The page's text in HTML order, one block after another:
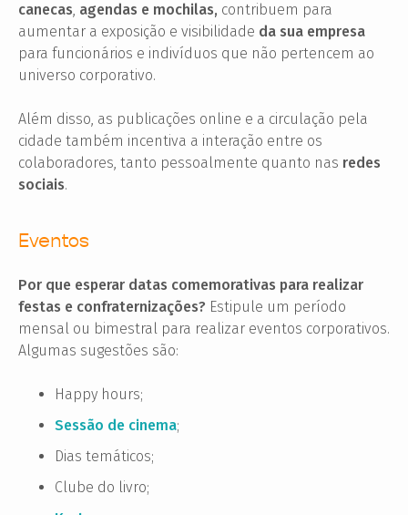
canecas, agendas e mochilas, contribuem para
aumentar a exposição e visibilidade da sua empresa
para funcionários e indivíduos que não pertencem ao
universo corporativo.
Além disso, as publicações online e a circulação pela
cidade também incentiva a interação entre os
colaboradores, tanto pessoalmente quanto nas redes
sociais.
Eventos
Por que esperar datas comemorativas para realizar
festas e confraternizações? Estipule um período
mensal ou bimestral para realizar eventos corporativos.
Algumas sugestões são:
Happy hours;
Sessão de cinema;
Dias temáticos;
Clube do livro;